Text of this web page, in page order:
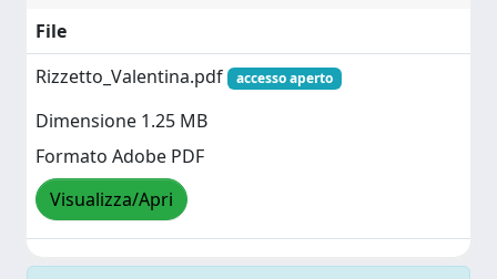
File
Rizzetto_Valentina.pdf
accesso aperto
Dimensione 1.25 MB
Formato Adobe PDF
Visualizza/Apri